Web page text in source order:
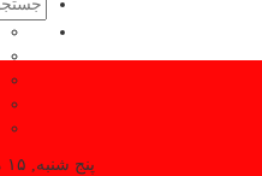
پنج شنبه, ۱۵ مرداد , ۱۴۰۵